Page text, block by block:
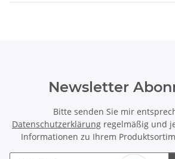
Newsletter
Bitte senden Sie mir
Datenschutzerklärung regelmäßig und
Informationen zu Ihrem